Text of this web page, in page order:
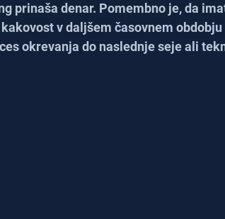
prinaša denar. Pomembno je, da
v daljšem časovnem obdobju
okrevanja do naslednje seje ali